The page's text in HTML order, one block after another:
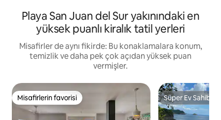
Playa San Juan del Sur yakınındaki en
yüksek puanlı kiralık tatil yerleri
Misafirler de aynı fikirde: Bu konaklamalara konum,
temizlik ve daha pek çok açıdan yüksek puan
vermişler.
Misafirlerin favorisi
Misafirlerin favorisi Süper Ev Sahibi
Süper Ev Sahibi